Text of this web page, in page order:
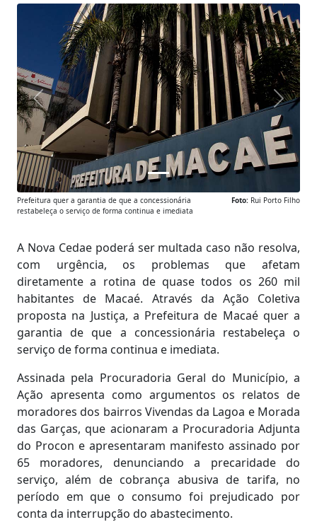
Anterior
Foto: Rui Porto Filho
Prefeitura quer a garantia de que a concessionária
restabeleça o serviço de forma continua e imediata
A Nova Cedae poderá ser multada caso não resolva,
com urgência, os problemas que afetam
diretamente a rotina de quase todos os 260 mil
habitantes de Macaé. Através da Ação Coletiva
proposta na Justiça, a Prefeitura de Macaé quer a
garantia de que a concessionária restabeleça o
serviço de forma continua e imediata.
Assinada pela Procuradoria Geral do Município, a
Ação apresenta como argumentos os relatos de
moradores dos bairros Vivendas da Lagoa e Morada
das Garças, que acionaram a Procuradoria Adjunta
do Procon e apresentaram manifesto assinado por
65 moradores, denunciando a precaridade do
serviço, além de cobrança abusiva de tarifa, no
período em que o consumo foi prejudicado por
conta da interrupção do abastecimento.